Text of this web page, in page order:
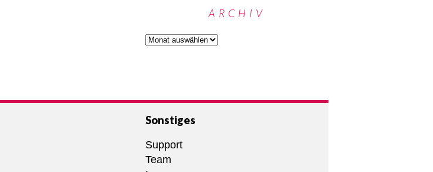
ARCHIV
Sonstiges
Support
Team